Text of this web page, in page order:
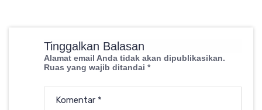
Tinggalkan Balasan
Alamat email Anda tidak akan dipublikasikan.
Ruas yang wajib ditandai *
Komentar *